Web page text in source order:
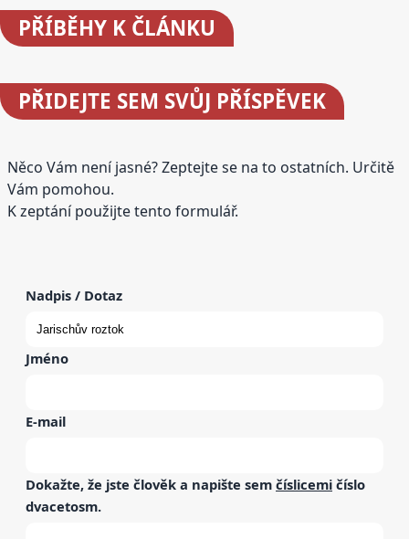
PŘÍBĚHY K ČLÁNKU
PŘIDEJTE SEM SVŮJ PŘÍSPĚVEK
Něco Vám není jasné? Zeptejte se na to ostatních. Určitě
Vám pomohou.
K zeptání použijte tento formulář.
Nadpis / Dotaz
Jméno
E-mail
Dokažte, že jste člověk a napište sem číslicemi číslo
dvacetosm.